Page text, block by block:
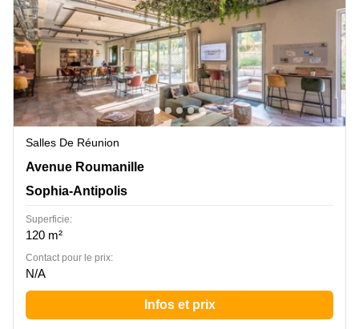
Salles De Réunion
Avenue Roumanille 965, Sophia-Antipolis
Avenue Roumanille
Sophia-Antipolis
Superficie:
120 m²
Contact pour le prix:
N/A
Infos et prix